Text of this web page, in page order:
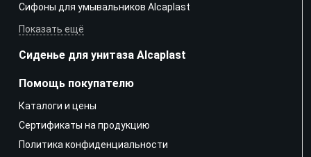
Сифоны для умывальников Alcaplast
Показать ещё
Сиденье для унитаза Alcaplast
Помощь покупателю
Каталоги и цены
Сертификаты на продукцию
Политика конфиденциальности